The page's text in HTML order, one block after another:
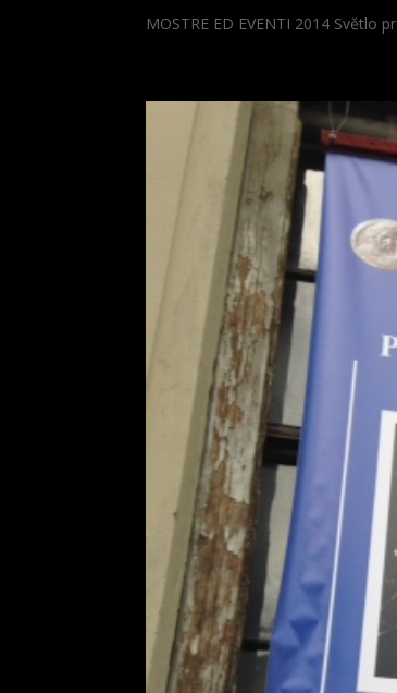
MOSTRE ED EVENTI 2014